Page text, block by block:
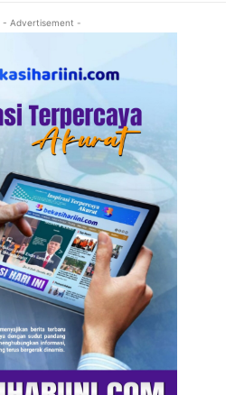
- Advertisement -